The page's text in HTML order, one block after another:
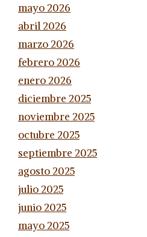
mayo 2026
abril 2026
marzo 2026
febrero 2026
enero 2026
diciembre 2025
noviembre 2025
octubre 2025
septiembre 2025
agosto 2025
julio 2025
junio 2025
mayo 2025